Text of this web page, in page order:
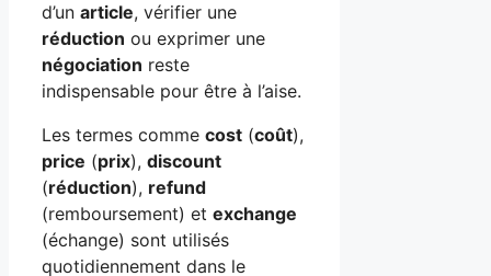
d’un article, vérifier une
réduction ou exprimer une
négociation reste
indispensable pour être à l’aise.
Les termes comme cost (coût),
price (prix), discount
(réduction), refund
(remboursement) et exchange
(échange) sont utilisés
quotidiennement dans le